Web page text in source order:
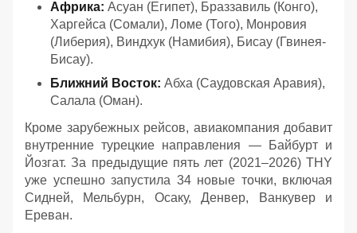
Африка: Асуан (Египет), Браззавиль (Конго),
Харгейса (Сомали), Ломе (Того), Монровия
(Либерия), Виндхук (Намибия), Бисау (Гвинея-
Бисау).
Ближний Восток: Абха (Саудовская Аравия),
Салала (Оман).
Кроме зарубежных рейсов, авиакомпания добавит
внутренние турецкие направления — Байбурт и
Йозгат. За предыдущие пять лет (2021–2026) THY
уже успешно запустила 34 новые точки, включая
Сидней, Мельбурн, Осаку, Денвер, Ванкувер и
Ереван.